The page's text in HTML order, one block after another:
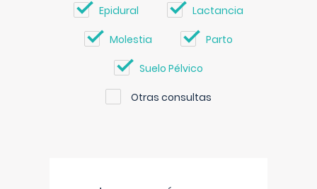
Epidural Lactancia
Molestia Parto
Suelo Pélvico
Otras consultas